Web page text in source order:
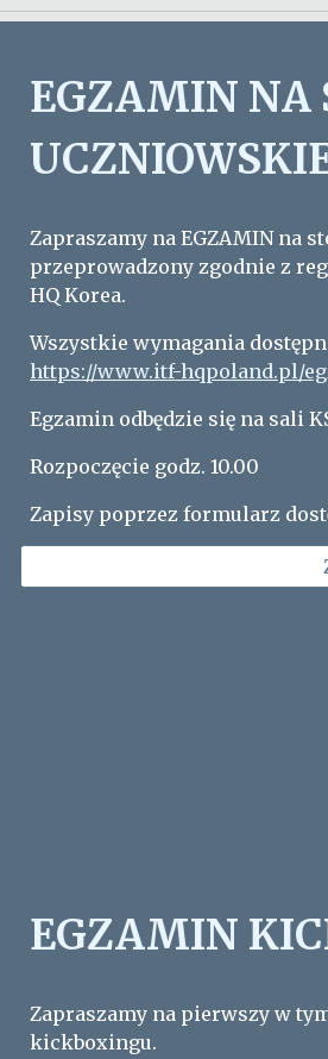
EGZAMIN NA
Zapraszamy na EGZAMIN na
przeprowadzony zgodnie z
HQ Korea.
Wszystkie wymagania
https://www.itf-hqpoland.pl/
Egzamin odbędzie się na sali
Rozpoczęcie godz. 10.00
Zapisy poprzez formularz
EGZAMIN
Zapraszamy na pierwszy w
kickboxingu.